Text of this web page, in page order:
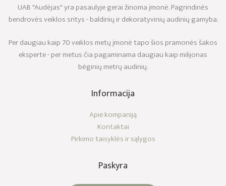
UAB "Audėjas" yra pasaulyje gerai žinoma įmonė. Pagrindinės
bendrovės veiklos sritys - baldinių ir dekoratyvinių audinių gamyba.
Per daugiau kaip 70 veiklos metų įmonė tapo šios pramonės šakos
eksperte - per metus čia pagaminama daugiau kaip milijonas
bėginių metrų audinių.
Informacija
Apie kompaniją
Kontaktai
Pirkimo taisyklės ir sąlygos
Paskyra